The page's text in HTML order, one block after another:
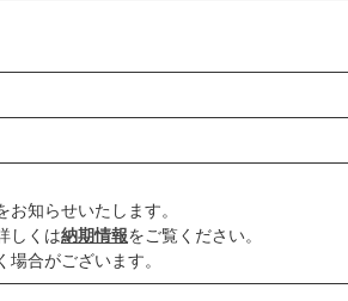
知らせいたします。
しくは納期情報をご覧ください。
合がございます。